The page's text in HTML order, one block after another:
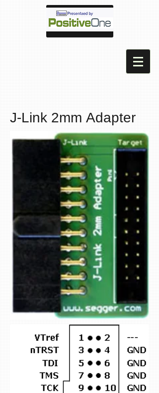
J-Link 2mm Adapter